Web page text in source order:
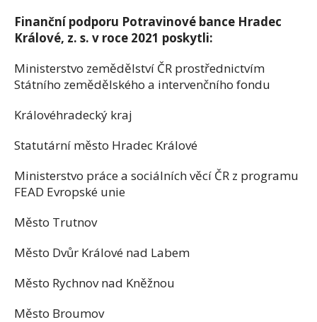
Finanční podporu Potravinové bance Hradec
Králové, z. s. v roce 2021 poskytli:
Ministerstvo zemědělství ČR prostřednictvím
Státního zemědělského a intervenčního fondu
Královéhradecký kraj
Statutární město Hradec Králové
Ministerstvo práce a sociálních věcí ČR z programu
FEAD Evropské unie
Město Trutnov
Město Dvůr Králové nad Labem
Město Rychnov nad Kněžnou
Město Broumov